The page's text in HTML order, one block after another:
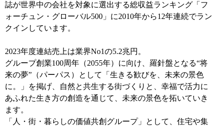
誌が世界中の会社を対象に選出する総収益ランキング「フ
ォーチュン・グローバル500」に2010年から12年連続でラン
クインしています。
2023年度連結売上は業界No1の5.2兆円。
グループ創業100周年（2055年）に向け、羅針盤となる“将
来の夢”（パーパス）として「生きる歓びを、未来の景色
に。」を掲げ、自然と共生する街づくりと、幸福で活力に
あふれた生き方の創造を通じて、未来の景色を拓いていき
ます。
「人・街・暮らしの価値共創グループ」として、住宅や集